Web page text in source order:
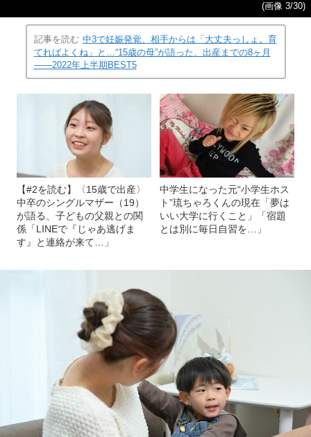
(画像 3/30)
記事を読む 中3で妊娠発覚、相手からは「大丈夫っしょ。育
てればよくね」と…“15歳の母”が語った、出産までの8ヶ月
――2022年上半期BEST5
【#2を読む】〈15歳で出産〉
中卒のシングルマザー（19）
が語る、子どもの父親との関
係「LINEで『じゃあ逃げま
す』と連絡が来て…」
中学生になった元“小学生ホス
ト”琉ちゃろくんの現在「夢は
いい大学に行くこと」「宿題
とは別に毎日自習を…」